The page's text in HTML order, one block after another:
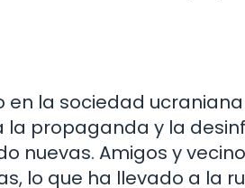
en la sociedad
la propaganda y la
nuevas. Amigos y
lo que ha llevado a la